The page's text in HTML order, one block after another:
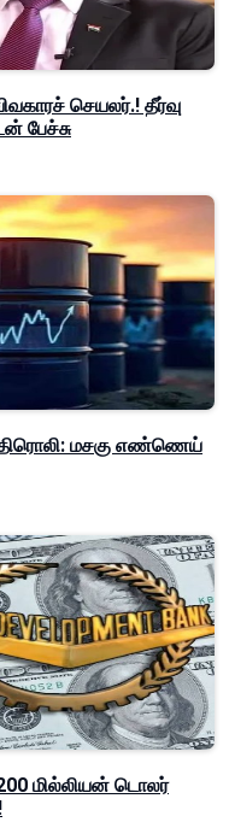
செயலர்.! தீர்வு
பேச்சு
மசகு எண்ணெய்
200 மில்லியன் டொலர்